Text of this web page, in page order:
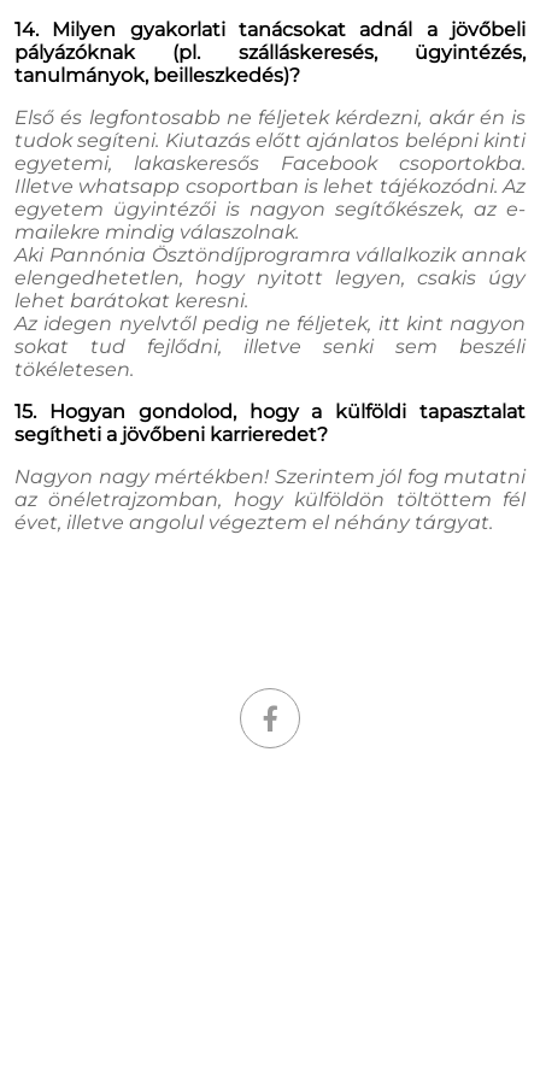
14. Milyen gyakorlati tanácsokat adnál a jövőbeli
pályázóknak (pl. szálláskeresés, ügyintézés,
tanulmányok, beilleszkedés)?
Első és legfontosabb ne féljetek kérdezni, akár én is
tudok segíteni. Kiutazás előtt ajánlatos belépni kinti
egyetemi, lakaskeresős Facebook csoportokba.
Illetve whatsapp csoportban is lehet tájékozódni. Az
egyetem ügyintézői is nagyon segítőkészek, az e-
mailekre mindig válaszolnak.
Aki Pannónia Ösztöndíjprogramra vállalkozik annak
elengedhetetlen, hogy nyitott legyen, csakis úgy
lehet barátokat keresni.
Az idegen nyelvtől pedig ne féljetek, itt kint nagyon
sokat tud fejlődni, illetve senki sem beszéli
tökéletesen.
15. Hogyan gondolod, hogy a külföldi tapasztalat
segítheti a jövőbeni karrieredet?
Nagyon nagy mértékben! Szerintem jól fog mutatni
az önéletrajzomban, hogy külföldön töltöttem fél
évet, illetve angolul végeztem el néhány tárgyat.